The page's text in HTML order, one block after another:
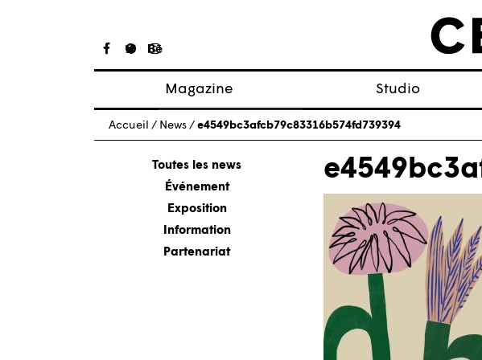
Magazine
Articles
À propos
Numéros
Studio
Accueil / News / e4549bc3afcb79c83316b574fd739394
Toutes les news
Événement
Exposition
Information
Partenariat